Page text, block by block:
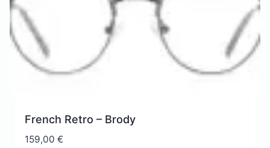
French Retro – Brody
159,00€